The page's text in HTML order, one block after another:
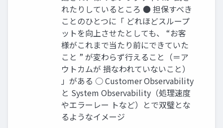
れたりしているところ ● 担保すべき
ことのひとつに「 どれほどスループ
ットを向上させたとしても、 “お客
様がこれまで当たり前にできていた
こと ” が変わらず行えること（＝ア
ウトカムが 損なわれていないこと）
」がある ○ Customer Observability
と System Observability（処理速度
やエラーレー トなど）とで双璧とな
るようなイメージ